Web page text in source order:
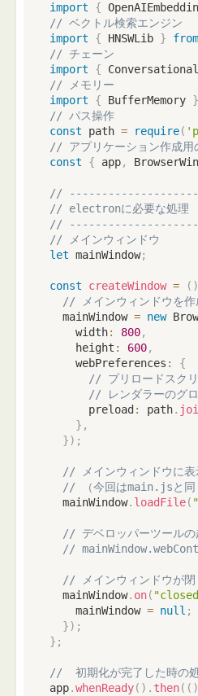
import
{
// ベクトル検索エンジン
import
{ HNSWLib } from
// チェーン
import
{
// メモリー
import
{ BufferMemory }
// パス操作
const path = require(
// アプリケーション作成用
const
{ app,
//
// electronに必要な処理
//
// メインウィンドウ
let mainWindow;
const createWindow = ( )
// メインウィンドウを作
  mainWindow
= new
    width
: 800,
    height
: 600,
    webPreferences
:
{
// プリロードスクリ
// レンダラーのグ
      preload
: path.
} ,
}) ;
// メインウィンドウに表
// （今回はmain.jsと同
  mainWindow
. loadFile(
// デベロッパーツールの
//
// メインウィンドウが閉
  mainWindow
. on(
    mainWindow
= null ;
}) ;
} ;
//  初期化が完了した時の
app.whenReady( ) . then( ( )